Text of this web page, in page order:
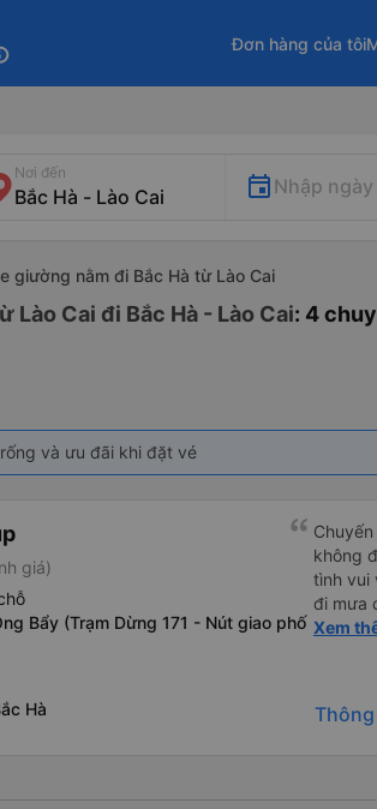
Đơn hàng của tôi
Nơi đến
Nhập
giường nằm đi Bắc Hà từ Lào Cai
Lào Cai đi Bắc Hà - Lào Cai: 4
và ưu đãi khi đặt vé
giá)
Bẩy (Trạm Dừng 171 - Nút giao phố
Hà
không
tình vui
đi mưa
tài cùng nhau
Xem